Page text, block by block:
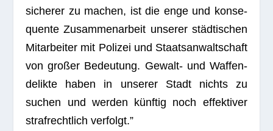
siche­rer zu machen, ist die enge und kon­se­
quente Zusam­men­ar­beit unse­rer städ­ti­schen
Mit­ar­bei­ter mit Poli­zei und Staats­an­walt­schaft
von gro­ßer Bedeu­tung. Gewalt- und Waf­fen­
de­likte haben in unse­rer Stadt nichts zu
suchen und wer­den künf­tig noch effek­ti­ver
straf­recht­lich verfolgt.”